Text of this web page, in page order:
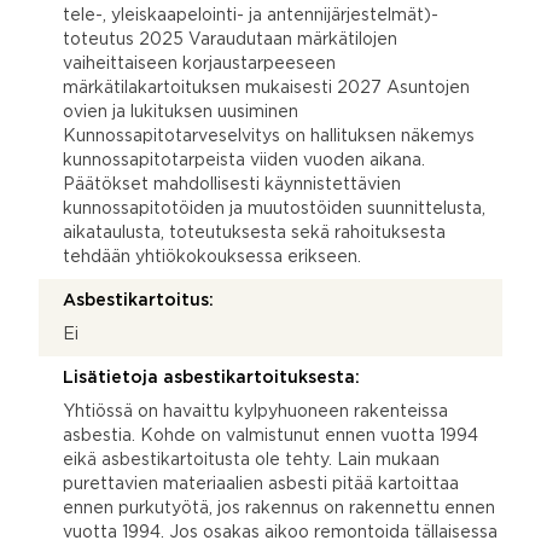
tele-, yleiskaapelointi- ja antennijärjestelmät)-
toteutus 2025 Varaudutaan märkätilojen
vaiheittaiseen korjaustarpeeseen
märkätilakartoituksen mukaisesti 2027 Asuntojen
ovien ja lukituksen uusiminen
Kunnossapitotarveselvitys on hallituksen näkemys
kunnossapitotarpeista viiden vuoden aikana.
Päätökset mahdollisesti käynnistettävien
kunnossapitotöiden ja muutostöiden suunnittelusta,
aikataulusta, toteutuksesta sekä rahoituksesta
tehdään yhtiökokouksessa erikseen.
Asbestikartoitus:
Ei
Lisätietoja asbestikartoituksesta:
Yhtiössä on havaittu kylpyhuoneen rakenteissa
asbestia. Kohde on valmistunut ennen vuotta 1994
eikä asbestikartoitusta ole tehty. Lain mukaan
purettavien materiaalien asbesti pitää kartoittaa
ennen purkutyötä, jos rakennus on rakennettu ennen
vuotta 1994. Jos osakas aikoo remontoida tällaisessa